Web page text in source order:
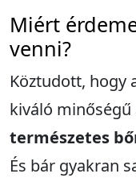
Miért
venni?
Köztudott, hogy
kiváló minőségű
természetes
És bár gyakran